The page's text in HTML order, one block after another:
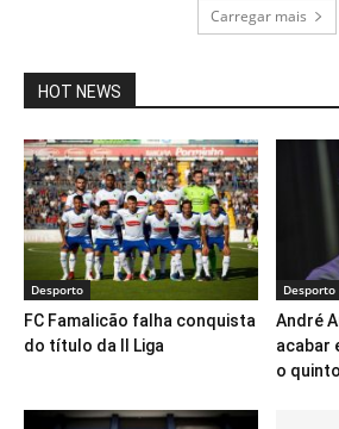
Carregar mais
HOT NEWS
Desporto
FC Famalicão falha conquista
do título da II Liga
Desporto
André
acabar
o